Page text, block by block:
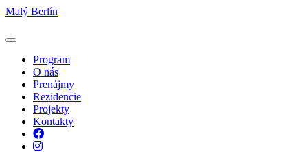
Malý Berlín
Program
O nás
Prenájmy
Rezidencie
Projekty
Kontakty
Facebook
Instagram